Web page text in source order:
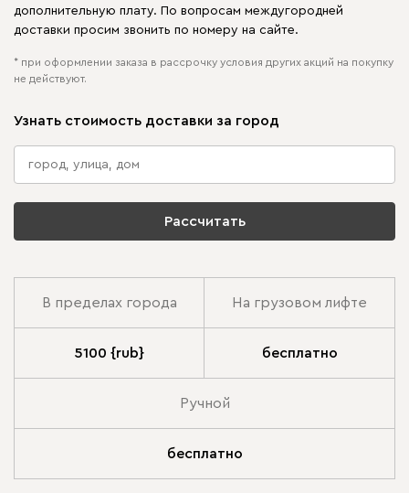
дополнительную плату. По вопросам междугородней
доставки просим звонить по номеру на сайте.
* при оформлении заказа в рассрочку условия других акций на покупку
не действуют.
Узнать стоимость доставки за город
Рассчитать
В пределах города На грузовом лифте
5100 {rub} бесплатно
Ручной
бесплатно